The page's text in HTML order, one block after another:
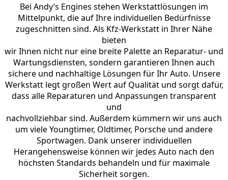
Bei Andy’s Engines stehen Werkstattlösungen im
Mittelpunkt, die auf Ihre individuellen Bedürfnisse
zugeschnitten sind. Als Kfz-Werkstatt in Ihrer Nähe
bieten
wir Ihnen nicht nur eine breite Palette an Reparatur- und
Wartungsdiensten, sondern garantieren Ihnen auch
sichere und nachhaltige Lösungen für Ihr Auto. Unsere
Werkstatt legt großen Wert auf Qualität und sorgt dafür,
dass alle Reparaturen und Anpassungen transparent
und
nachvollziehbar sind. Außerdem kümmern wir uns auch
um viele Youngtimer, Oldtimer, Porsche und andere
Sportwagen. Dank unserer individuellen
Herangehensweise können wir jedes Auto nach den
höchsten Standards behandeln und für maximale
Sicherheit sorgen.